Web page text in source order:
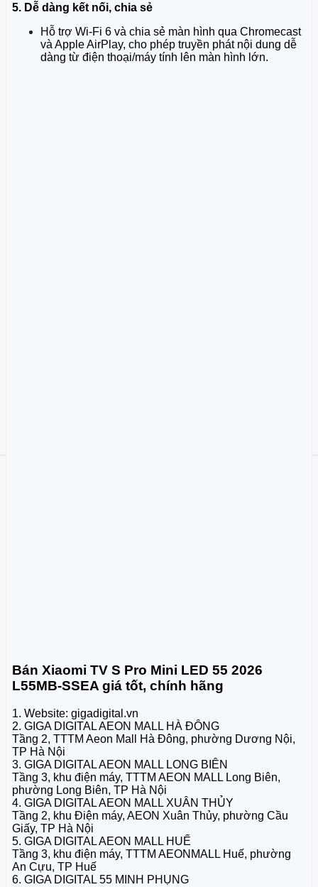
5. Dễ dàng kết nối, chia sẻ
Hỗ trợ Wi-Fi 6 và chia sẻ màn hình qua Chromecast
và Apple AirPlay, cho phép truyền phát nội dung dễ
dàng từ điện thoại/máy tính lên màn hình lớn.
Bán Xiaomi TV S Pro Mini LED 55 2026
L55MB-SSEA giá tốt, chính hãng
1. Website: gigadigital.vn
2. GIGA DIGITAL AEON MALL HÀ ĐÔNG
Tầng 2, TTTM Aeon Mall Hà Đông, phường Dương Nội,
TP Hà Nội
3. GIGA DIGITAL AEON MALL LONG BIÊN
Tầng 3, khu điện máy, TTTM AEON MALL Long Biên,
phường Long Biên, TP Hà Nội
4. GIGA DIGITAL AEON MALL XUÂN THỦY
Tầng 2, khu Điện máy, AEON Xuân Thủy, phường Cầu
Giấy, TP Hà Nội
5. GIGA DIGITAL AEON MALL HUẾ
Tầng 3, khu điện máy, TTTM AEONMALL Huế, phường
An Cựu, TP Huế
6. GIGA DIGITAL 55 MINH PHỤNG